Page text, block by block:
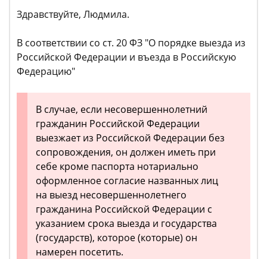
Здравствуйте, Людмила.
В соответствии со ст. 20 ФЗ "О порядке выезда из
Российской Федерации и въезда в Российскую
Федерацию"
В случае, если несовершеннолетний
гражданин Российской Федерации
выезжает из Российской Федерации без
сопровождения, он должен иметь при
себе кроме паспорта нотариально
оформленное согласие названных лиц
на выезд несовершеннолетнего
гражданина Российской Федерации с
указанием срока выезда и государства
(государств), которое (которые) он
намерен посетить.